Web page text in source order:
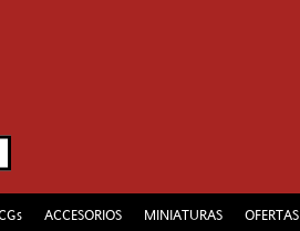
ACCESORIOS MINIATURAS OFERTAS